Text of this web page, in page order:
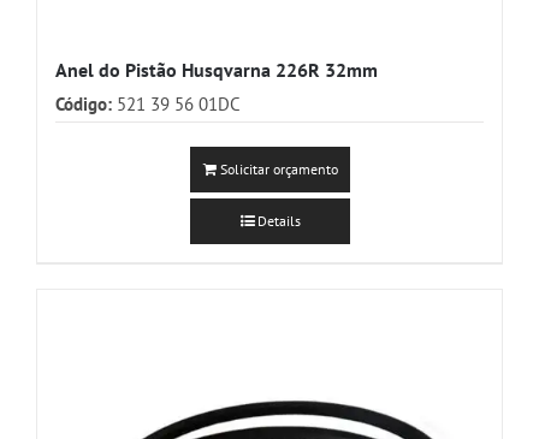
Anel do Pistão Husqvarna 226R 32mm
Código: 521 39 56 01DC
Solicitar orçamento
Details